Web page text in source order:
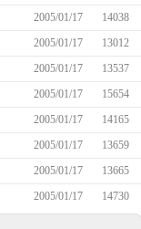
2005/01/17
14038
2005/01/17
13012
2005/01/17
13537
2005/01/17
15654
2005/01/17
14165
2005/01/17
13659
2005/01/17
13665
2005/01/17 14730